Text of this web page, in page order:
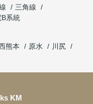
三角線
系統
熊本 原水
川尻
KM